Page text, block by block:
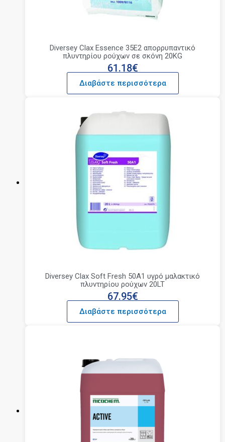
Diversey Clax Essence 35E2 απορρυπαντικό
πλυντηρίου ρούχων σε σκόνη 20KG
61.18€
Διαβάστε περισσότερα
Diversey Clax Soft Fresh 50A1 υγρό μαλακτικό
πλυντηρίου ρούχων 20LT
67.95€
Διαβάστε περισσότερα